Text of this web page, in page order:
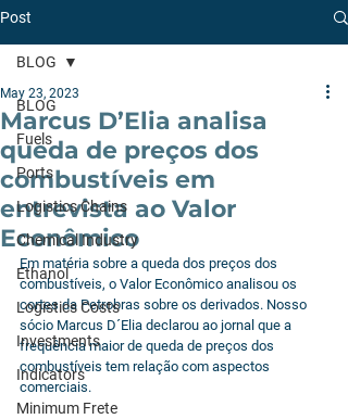
Post
BLOG
Fuels
Ports
Logistics Chains
Chemical Industry
Ethanol
Logistics Costs
Investments
Indicators
Minimum Frete
BLOG
Marcus D’Elia analisa
queda de preços dos
combustíveis em
entrevista ao Valor
Econômico
May 23, 2023
Em matéria sobre a queda dos preços dos
combustíveis, o Valor Econômico analisou os
cortes da Petrobras sobre os derivados. Nosso
sócio Marcus D´Elia declarou ao jornal que a
frequência maior de queda de preços dos
combustíveis tem relação com aspectos
comerciais.